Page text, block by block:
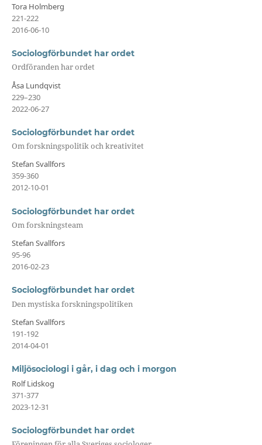
Tora Holmberg
221-222
2016-06-10
Sociologförbundet har ordet
Ordföranden har ordet
Åsa Lundqvist
229–230
2022-06-27
Sociologförbundet har ordet
Om forskningspolitik och kreativitet
Stefan Svallfors
359-360
2012-10-01
Sociologförbundet har ordet
Om forskningsteam
Stefan Svallfors
95-96
2016-02-23
Sociologförbundet har ordet
Den mystiska forskningspolitiken
Stefan Svallfors
191-192
2014-04-01
Miljösociologi i går, i dag och i morgon
Rolf Lidskog
371-377
2023-12-31
Sociologförbundet har ordet